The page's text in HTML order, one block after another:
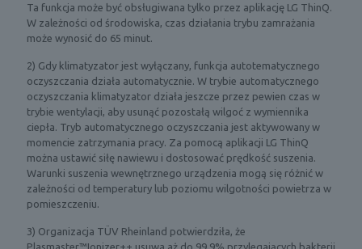
e
d
s
a
w
i
a
j
ą
c
e
f
u
k
z
c
z
e
a
w
t
k
l
Ta funkcja może być obsługiwana tylko przez aplikację LG ThinQ.
W zależności od środowiska, czas działania trybu zamrażania
może wynosić do 65 minut.
2) Gdy klimatyzator jest wyłączany, funkcja autotematycznego
oczyszczania działa automatycznie. W trybie automatycznego
oczyszczania klimatyzator działa jeszcze przez pewien czas w
trybie wentylacji, aby usunąć pozostałą wilgoć z wymiennika
ciepła. Tryb automatycznego oczyszczania jest aktywowany w
momencie zatrzymania pracy. Za pomocą aplikacji LG ThinQ
można ustawić siłę nawiewu i dostosować prędkość suszenia.
Warunki suszenia wewnętrznego urządzenia mogą się różnić w
zależności od temperatury lub poziomu wilgotności powietrza w
pomieszczeniu.
3) Organizacja TÜV Rheinland potwierdziła, że
Plasmaster™Ionizer++ usuwa aż do 99.9% przylegających bakterii